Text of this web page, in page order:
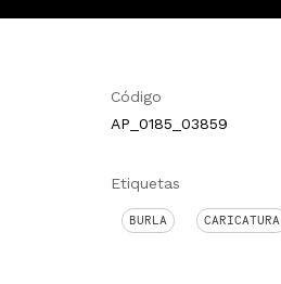
Código
AP_0185_03859
Etiquetas
BURLA CARICATURA